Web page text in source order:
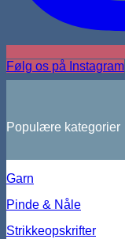
Følg os på Instagram
Populære kategorier
Garn
Pinde & Nåle
Strikkeopskrifter